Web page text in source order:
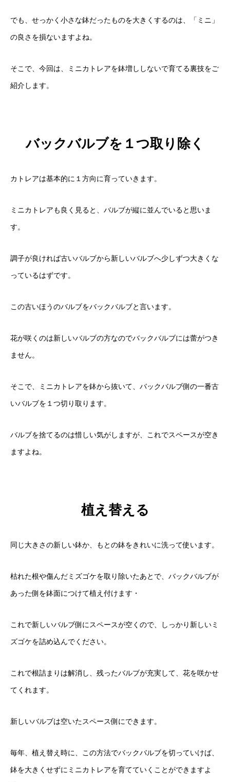
でも、せっかく小さな鉢だったものを大きくするのは、「ミニ」
の良さを損ないますよね。
そこで、今回は、ミニカトレアを鉢増ししないで育てる裏技をご
紹介します。
バックバルブを１つ取り除く
カトレアは基本的に１方向に育っていきます。
ミニカトレアも良く見ると、バルブが縦に並んでいると思いま
す。
調子が良ければ古いバルブから新しいバルブへ少しずつ大きくな
っているはずです。
この古いほうのバルブをバックバルブと言います。
花が咲くのは新しいバルブの方なのでバックバルブには蕾がつき
ません。
そこで、ミニカトレアを鉢から抜いて、バックバルブ側の一番古
いバルブを１つ切り取ります。
バルブを捨てるのは惜しい気がしますが、これでスペースが空き
ますよね。
植え替える
同じ大きさの新しい鉢か、もとの鉢をきれいに洗って使います。
枯れた根や傷んだミズゴケを取り除いたあとで、バックバルブが
あった側を鉢面につけて植え付けます・
これで新しいバルブ側にスペースが空くので、しっかり新しいミ
ズゴケを詰め込んでください。
これで根詰まりは解消し、残ったバルブが充実して、花を咲かせ
てくれます。
新しいバルブは空いたスペース側にできます。
毎年、植え替え時に、この方法でバックバルブを切っていけば、
鉢を大きくせずにミニカトレアを育てていくことができますよ